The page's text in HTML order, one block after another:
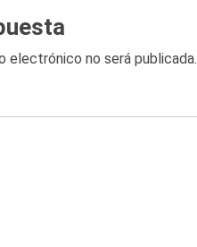
electrónico no será publicada.